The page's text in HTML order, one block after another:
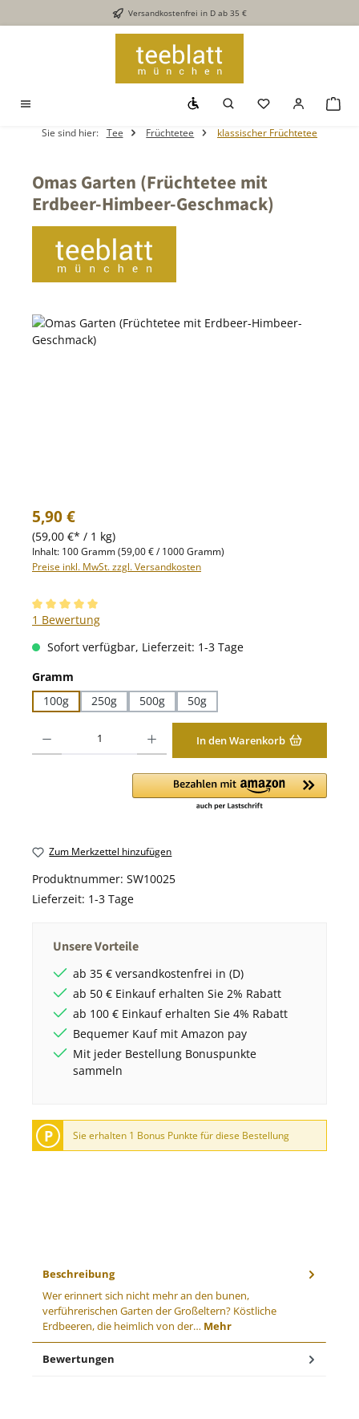
Zum Hauptinhalt springenVersandkostenfrei in D ab 35 €
Werkzeugleiste anzeigen
Du hast 0
Sie sind hier: Tee Früchtetee klassischer Früchtetee
Omas Garten (Früchtetee mit
Erdbeer-Himbeer-Geschmack)
Bildergalerie überspringen
Regulärer Preis:
5,90 €
(59,00 €* / 1 kg)
Inhalt: 100 Gramm(59,00 € / 1000 Gramm)
Preise inkl. MwSt. zzgl. Versandkosten
Durchschnittliche Bewertung von 5 von 5 Sternen
1 Bewertung
Sofort verfügbar, Lieferzeit: 1-3 Tage
Gramm
100g
250g 500g 50g
In den Warenkorb
Zum Merkzettel hinzufügen
Produktnummer: SW10025
Lieferzeit: 1-3 Tage
Unsere Vorteile
ab 35 € versandkostenfrei in (D)
ab 50 € Einkauf erhalten Sie 2% Rabatt
ab 100 € Einkauf erhalten Sie 4% Rabatt
Bequemer Kauf mit Amazon pay
Mit jeder Bestellung Bonuspunkte
sammeln
P Sie erhalten 1 Bonus Punkte für diese Bestellung
Beschreibung
Wer erinnert sich nicht mehr an den bunen,
verführerischen Garten der Großeltern? Köstliche
Erdbeeren, die heimlich von der… Mehr
Bewertungen